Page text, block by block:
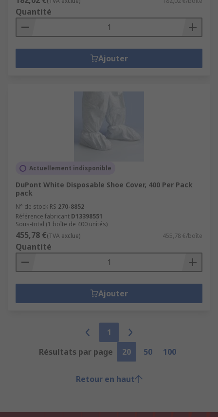
Quantité
Ajouter
Actuellement indisponible
DuPont White Disposable Shoe Cover, 400 Per Pack
pack
N° de stock RS 270-8852
Référence fabricant D13398551
Sous-total (1 boîte de 400 unités)
455,78 €(TVA exclue) 455,78 €/boîte
Quantité
Ajouter
1
Résultats par page
20 50 100
Retour en haut